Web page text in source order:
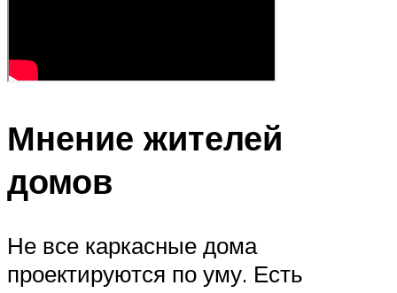
Мнение жителей
домов
Не все каркасные дома
проектируются по уму. Есть